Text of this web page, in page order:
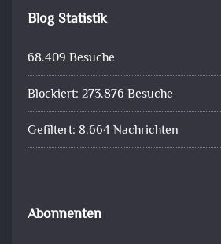
Blog Statistik
68.409 Besuche
Blockiert: 273.876 Besuche
Gefiltert: 8.664 Nachrichten
Abonnenten